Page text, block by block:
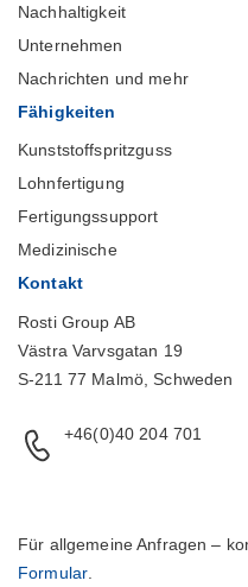
Nachhaltigkeit
Unternehmen
Nachrichten und mehr
Fähigkeiten
Kunststoffspritzguss
Lohnfertigung
Fertigungssupport
Medizinische
Kontakt
Rosti Group AB
Västra Varvsgatan 19
S-211 77 Malmö, Schweden
+46(0)40 204 701
Für allgemeine Anfragen –
Formular